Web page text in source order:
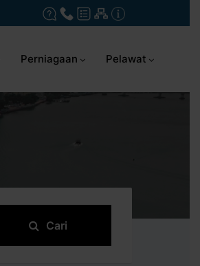
Perniagaan Pelawat
Cari